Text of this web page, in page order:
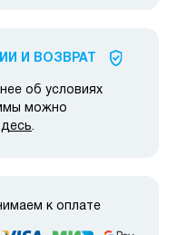
И ВОЗВРАТ
об условиях
можно
.
к оплате